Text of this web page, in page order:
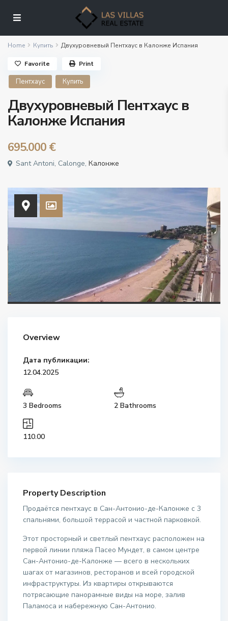
Home Купить Двухуровневый Пентхаус в Калонже Испания
Пентхаус Купить
Двухуровневый Пентхаус в
Калонже Испания
695.000 €
Sant Antoni, Calonge,Калонже
Favorite Print
Overview
Дата публикации:
12.04.2025
3 Bedrooms 2 Bathrooms
110.00
Property Description
Продаётся пентхаус в Сан-Антонио-де-Калонже с 3
спальнями, большой террасой и частной парковкой.
Этот просторный и светлый пентхаус расположен на
первой линии пляжа Пасео Мундет, в самом центре
Сан-Антонио-де-Калонже — всего в нескольких
шагах от магазинов, ресторанов и всей городской
инфраструктуры. Из квартиры открываются
потрясающие панорамные виды на море, залив
Паламоса и набережную Сан-Антонио.